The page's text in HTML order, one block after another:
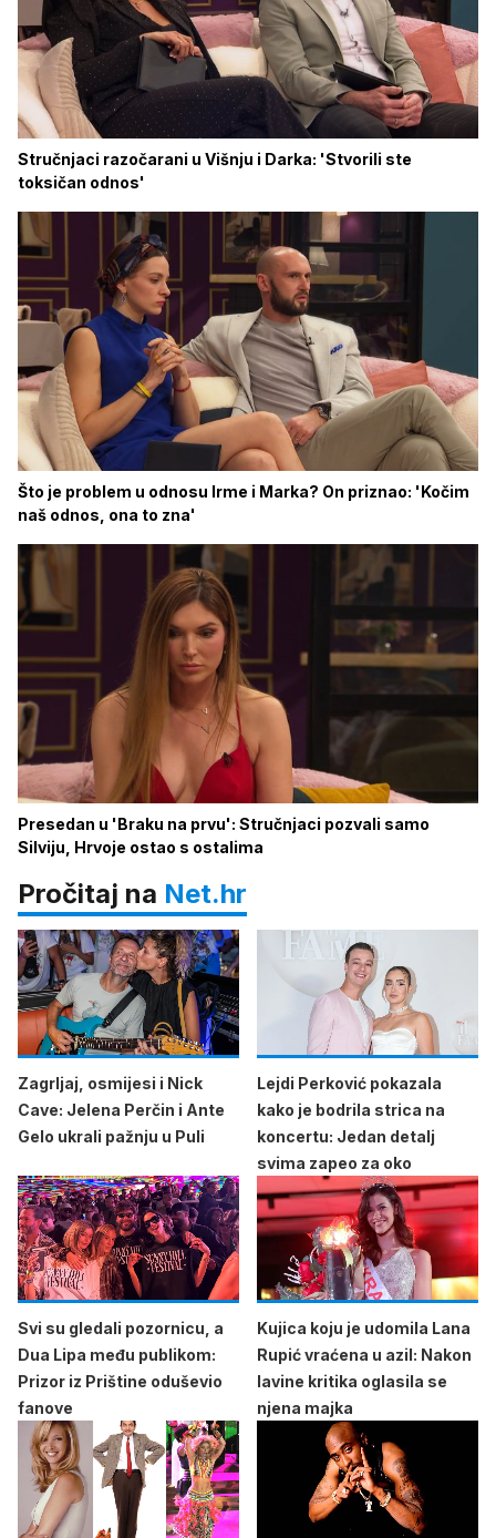
Stručnjaci razočarani u Višnju i Darka: 'Stvorili ste
toksičan odnos'
Što je problem u odnosu Irme i Marka? On priznao: 'Kočim
naš odnos, ona to zna'
Presedan u 'Braku na prvu': Stručnjaci pozvali samo
Silviju, Hrvoje ostao s ostalima
Pročitaj na Net.hr
Zagrljaj, osmijesi i Nick
Cave: Jelena Perčin i Ante
Gelo ukrali pažnju u Puli
Lejdi Perković pokazala
kako je bodrila strica na
koncertu: Jedan detalj
svima zapeo za oko
Svi su gledali pozornicu, a
Dua Lipa među publikom:
Prizor iz Prištine oduševio
fanove
Kujica koju je udomila Lana
Rupić vraćena u azil: Nakon
lavine kritika oglasila se
njena majka